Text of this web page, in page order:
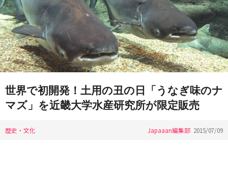
世界で初開発！土用の丑の日「うなぎ味のナ
マズ」を近畿大学水産研究所が限定販売
歴史・文化 Japaaan編集部 2015/07/09